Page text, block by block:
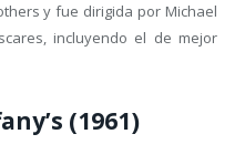
y fue dirigida por Michael
incluyendo el de mejor
(1961)